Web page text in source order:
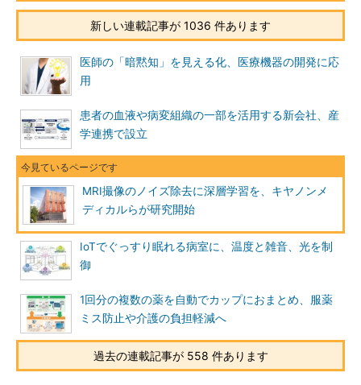
新しい連載記事が 1036 件あります
医師の「暗黙知」を見える化、医療機器の開発に応
用
患者の血液や病変組織の一部を活用する新会社、産
学連携で設立
MRI撮像のノイズ除去に深層学習を、キヤノンメ
ディカルらが研究開始
IoTでぐっすり眠れる病室に、温度と雑音、光を制
御
1回分の複数の薬を自動でカップにおまとめ、服薬
ミス防止や介護の負担軽減へ
過去の連載記事が 558 件あります